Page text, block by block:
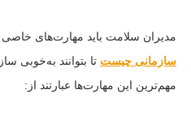
مدیران سلامت باید مهارت‌های خاصی
سازمانی چیست تا بتوانند به‌خوبی
مهم‌ترین این مهارت‌ها عبارتند از: